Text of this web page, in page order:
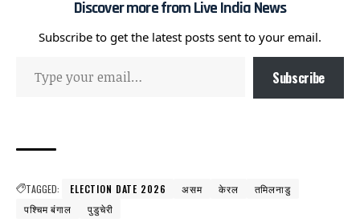
Discover more from Live India News
Subscribe to get the latest posts sent to your email.
Subscribe
TAGGED: ELECTION DATE 2026 असम केरल
तमिलनाडु
पश्चिम बंगाल
पुडुचेरी